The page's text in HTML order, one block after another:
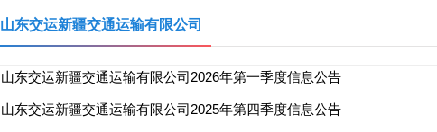
山东交运新疆交通运输有限公司
山东交运新疆交通运输有限公司2026年第一季度信息公告
山东交运新疆交通运输有限公司2025年第四季度信息公告